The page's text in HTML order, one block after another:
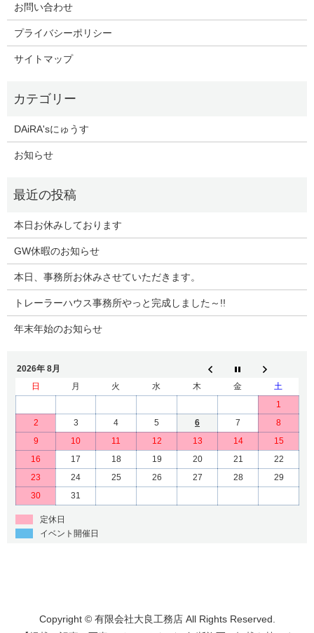
お問い合わせ
プライバシーポリシー
サイトマップ
DAiRA'sにゅうす
お知らせ
本日お休みしております
GW休暇のお知らせ
本日、事務所お休みさせていただきます。
トレーラーハウス事務所やっと完成しました～!!
年末年始のお知らせ
2026年 8月
日
月 火 水 木 金
土
1
2
3 4 5 6 7
8
9
10 11 12 13 14
15
16
17 18 19 20 21
22
23
24 25 26 27 28
29
30
31
定休日
イベント開催日
Copyright © 有限会社大良工務店 All Rights Reserved.